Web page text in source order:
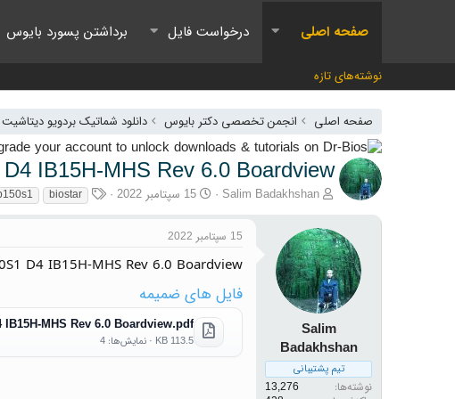
صفحه اصلی درخواست فایل برداشتن پسورد بایوس
نوشته‌های تازه
صفحه اصلی انجمن تخصصی دکتر بایوس دانلود شماتیک بردویو دیتاشیت
IB15H-MHS Rev 6.0 Boardview
آغازگر گفتمان
Salim Badakhshan تاریخ شروع
15 سپتامبر 2022 برچسب‌ها
biostar
Salim
Badakhshan
تیم پشتیبانی
نوشته‌ها
13,276
15 سپتامبر 2022
D4 IB15H-MHS Rev 6.0 Boardview
فایل های ضمیمه
MHS Rev 6.0 Boardview.pdf
113.5 KB · نمایش‌ها: 4